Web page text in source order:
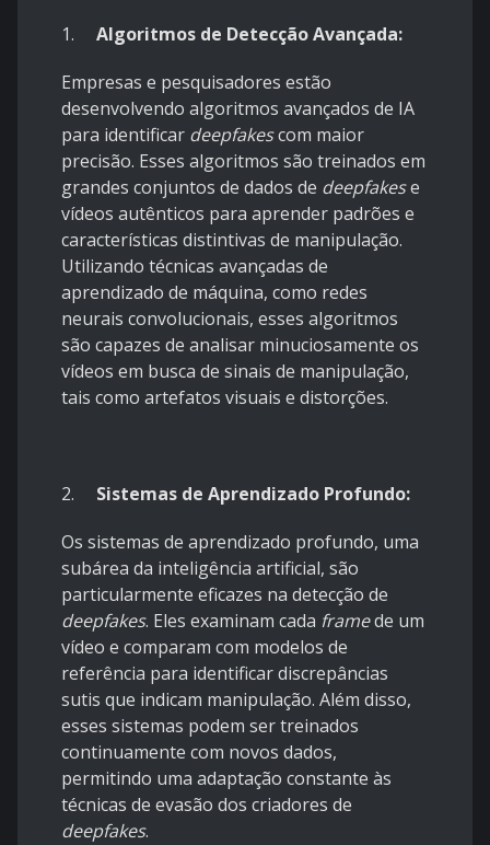
1. Algoritmos de Detecção Avançada:
Empresas e pesquisadores estão
desenvolvendo algoritmos avançados de IA
para identificar deepfakescom maior
precisão. Esses algoritmos são treinados em
grandes conjuntos de dados de deepfakese
vídeos autênticos para aprender padrões e
características distintivas de manipulação.
Utilizando técnicas avançadas de
aprendizado de máquina, como redes
neurais convolucionais, esses algoritmos
são capazes de analisar minuciosamente os
vídeos em busca de sinais de manipulação,
tais como artefatos visuais e distorções.
2. Sistemas de Aprendizado Profundo:
Os sistemas de aprendizado profundo, uma
subárea da inteligência artificial, são
particularmente eficazes na detecção de
deepfakes. Eles examinam cada framede um
vídeo e comparam com modelos de
referência para identificar discrepâncias
sutis que indicam manipulação. Além disso,
esses sistemas podem ser treinados
continuamente com novos dados,
permitindo uma adaptação constante às
técnicas de evasão dos criadores de
deepfakes.